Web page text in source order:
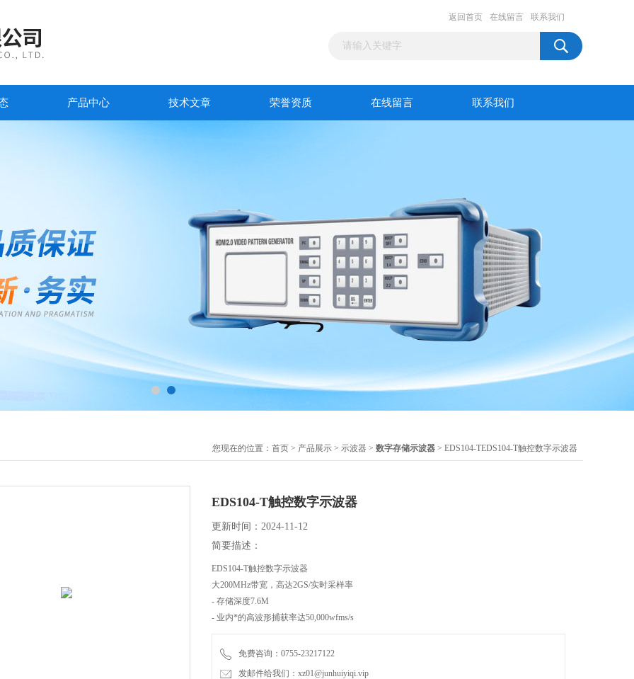
返回首页 在线留言 联系我们
产品中心 技术文章 荣誉资质 在线留言 联系我们
您现在的位置： 首页 > 产品展示 > 示波器 > 数字存储示波器 > EDS104-TEDS104-T触控数字示波器
EDS104-T触控数字示波器
更新时间：2024-11-12
简要描述：
EDS104-T触控数字示波器
大200MHz带宽，高达2GS/实时采样率
- 存储深度7.6M
- 业内*的高波形捕获率达50,000wfms/s
- 水平、垂直方向缩放保存波形
- FFT点数（长度、精度）可变
免费咨询：0755-23217122
发邮件给我们：xz01@junhuiyiqi.vip